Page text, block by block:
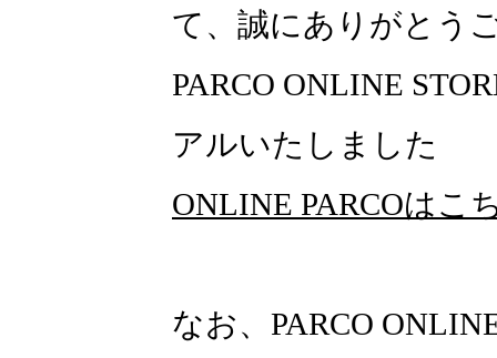
て、誠にありがとう
PARCO ONLINE
アルいたしました
ONLINE PARCOはこ
なお、PARCO